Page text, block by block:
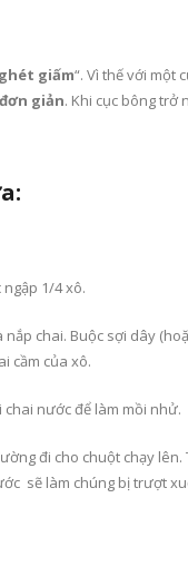
giấm“. Vì thế với một
giản. Khi cục bông trở
1/4 xô.
chai. Buộc sợi dây
cầm của xô.
nước để làm mồi nhử.
đi cho chuột chạy
sẽ làm chúng bị trượt